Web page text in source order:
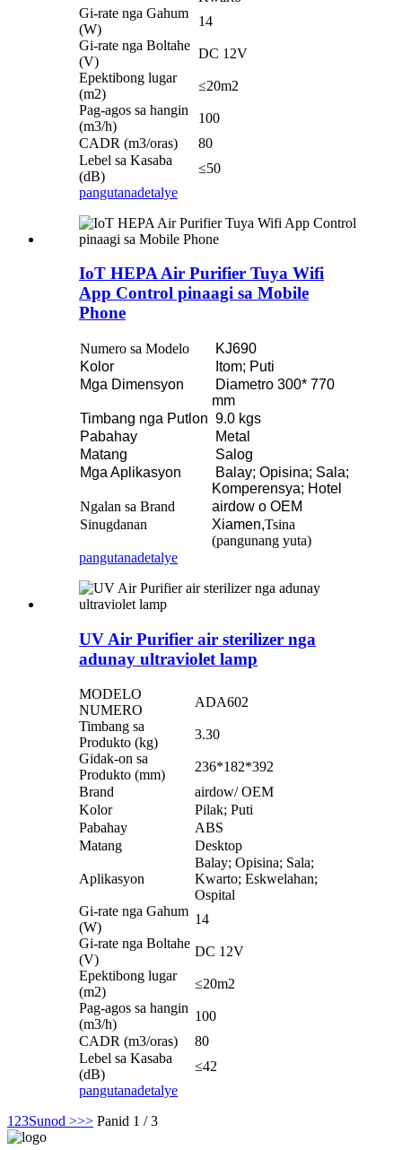
Gi-rate nga Gahum
(W)
14
Gi-rate nga Boltahe
(V)
DC 12V
Epektibong lugar
(m2)
≤20m2
Pag-agos sa hangin
(m3/h)
100
CADR (m3/oras)
80
Lebel sa Kasaba
(dB)
≤50
pangutanadetalye
IoT HEPA Air Purifier Tuya Wifi
App Control pinaagi sa Mobile
Phone
Numero sa Modelo
KJ690
Kolor
Itom; Puti
Mga Dimensyon
Diametro 300* 770
mm
Timbang nga Putlon 9.0 kgs
Pabahay
Metal
Matang
Salog
Mga Aplikasyon
Balay; Opisina; Sala;
Komperensya; Hotel
Ngalan sa Brand
airdow o OEM
Sinugdanan
Xiamen,Tsina
(pangunang yuta)
pangutanadetalye
UV Air Purifier air sterilizer nga
adunay ultraviolet lamp
MODELO
NUMERO
ADA602
Timbang sa
Produkto (kg)
3.30
Gidak-on sa
Produkto (mm)
236*182*392
Brand
airdow/ OEM
Kolor
Pilak; Puti
Pabahay
ABS
Matang
Desktop
Aplikasyon
Balay; Opisina; Sala;
Kwarto; Eskwelahan;
Ospital
Gi-rate nga Gahum
(W)
14
Gi-rate nga Boltahe
(V)
DC 12V
Epektibong lugar
(m2)
≤20m2
Pag-agos sa hangin
(m3/h)
100
CADR (m3/oras)
80
Lebel sa Kasaba
(dB)
≤42
pangutanadetalye
1 23Sunod >>> Panid 1 / 3